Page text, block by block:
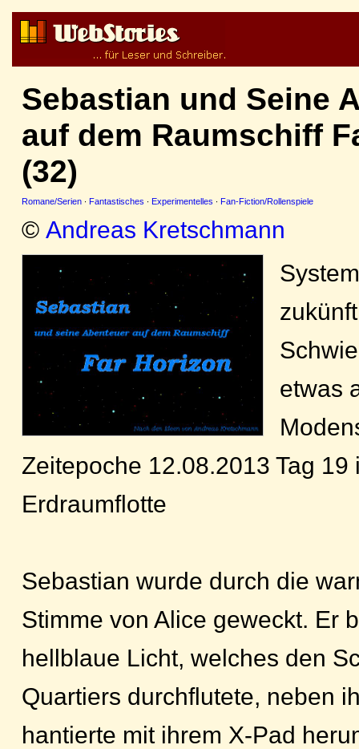
Sebastian und Seine
auf dem Raumschiff
(32)
Romane/Serien · Fantastisches · Experimentelles · Fan-Fiction/Rollenspiele
© Andreas Kretschmann
etwas
Zeitepoche 12.08.2013 Tag 19
Erdraumflotte
Sebastian wurde durch die
Stimme von Alice geweckt. Er
hellblaue Licht, welches den
Quartiers durchflutete, neben
hantierte mit ihrem X-Pad